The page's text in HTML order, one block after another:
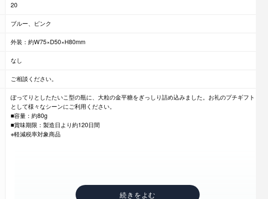
20
ブルー、ピンク
外装：約W75×D50×H80mm
なし
ご相談ください。
ぽってりとしたたいこ型の瓶に、大粒の金平糖をぎっしり詰め込みました。お礼のプチギフト
として様々なシーンにご利用ください。
■容量：約80g
■賞味期限：製造日より約120日間
※軽減税率対象商品